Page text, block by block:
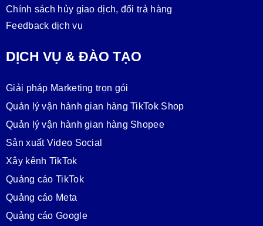
Chính sách hủy giao dịch, đổi trả hàng
Feedback dịch vụ
DỊCH VỤ & ĐÀO TẠO
Giải pháp Marketing trọn gói
Quản lý vận hành gian hàng TikTok Shop
Quản lý vận hành gian hàng Shopee
Sản xuất Video Social
Xây kênh TikTok
Quảng cáo TikTok
Quảng cáo Meta
Quảng cáo Google